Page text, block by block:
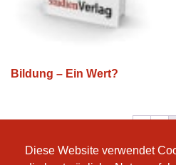
Diese Website verwendet
Bildung – Ein Wert?